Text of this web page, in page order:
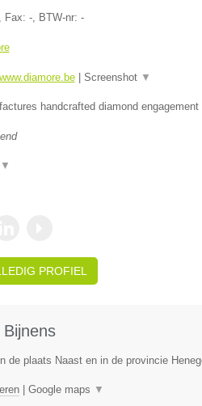
Fax: -, BTW-nr: -
| Screenshot ▼
handcrafted diamond
▼
PROFIEL
de plaats Naast en in de provincie
| Google maps ▼